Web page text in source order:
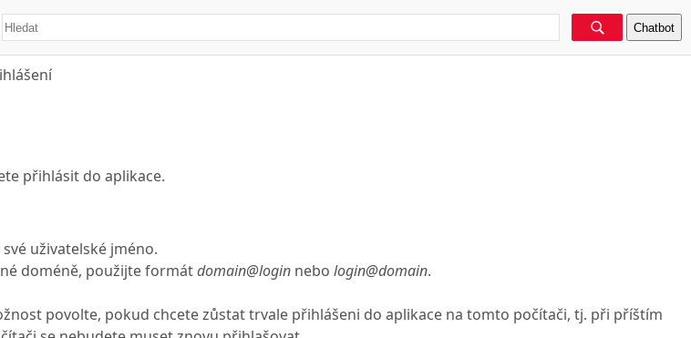
Chatbot
přihlásit do aplikace.
uživatelské jméno.
doméně, použijte formátdomain@login nebo login@domain.
povolte, pokud chcete zůstat trvale přihlášeni do aplikace na tomto počítači, tj. při příštím